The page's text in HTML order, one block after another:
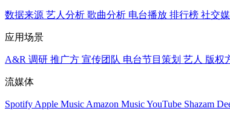
数据来源 艺人分析 歌曲分析 电台播放 排行榜 社交
应用场景
A&R 调研 推广方 宣传团队 电台节目策划 艺人 版权
流媒体
Spotify Apple Music Amazon MusicYouTube Shazam